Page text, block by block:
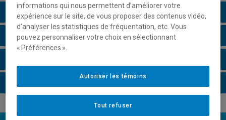
Description du cours
Horaire - Été 2026
informations qui nous permettent d’améliorer votre
expérience sur le site, de vous proposer des contenus vidéo,
d’analyser les statistiques de fréquentation, etc. Vous
pouvez personnaliser votre choix en sélectionnant
« Préférences ».
Tout refuser
Autoriser les témoins